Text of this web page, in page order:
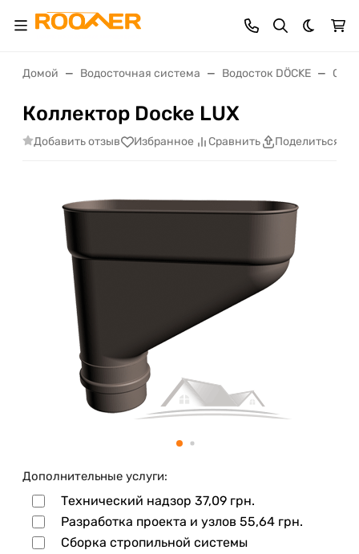
Темная
Домой Водосточная система Водосток DÖCKE
Коллектор Docke LUX
Добавить отзыв Избранное Сравнить Поделиться
Дополнительные услуги:
Технический надзор 37,09 грн.
Разработка проекта и узлов 55,64 грн.
Сборка стропильной системы